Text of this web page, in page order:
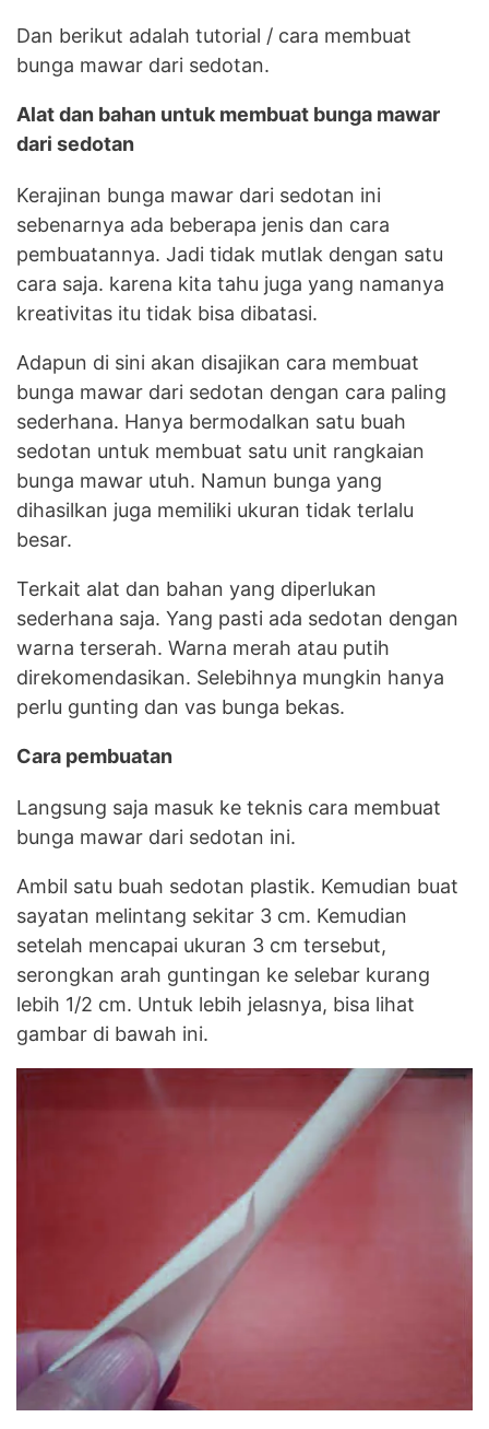
Dan berikut adalah tutorial / cara membuat
bunga mawar dari sedotan.
Alat dan bahan untuk membuat bunga mawar
dari sedotan
Kerajinan bunga mawar dari sedotan ini
sebenarnya ada beberapa jenis dan cara
pembuatannya. Jadi tidak mutlak dengan satu
cara saja. karena kita tahu juga yang namanya
kreativitas itu tidak bisa dibatasi.
Adapun di sini akan disajikan cara membuat
bunga mawar dari sedotan dengan cara paling
sederhana. Hanya bermodalkan satu buah
sedotan untuk membuat satu unit rangkaian
bunga mawar utuh. Namun bunga yang
dihasilkan juga memiliki ukuran tidak terlalu
besar.
Terkait alat dan bahan yang diperlukan
sederhana saja. Yang pasti ada sedotan dengan
warna terserah. Warna merah atau putih
direkomendasikan. Selebihnya mungkin hanya
perlu gunting dan vas bunga bekas.
Cara pembuatan
Langsung saja masuk ke teknis cara membuat
bunga mawar dari sedotan ini.
Ambil satu buah sedotan plastik. Kemudian buat
sayatan melintang sekitar 3 cm. Kemudian
setelah mencapai ukuran 3 cm tersebut,
serongkan arah guntingan ke selebar kurang
lebih 1/2 cm. Untuk lebih jelasnya, bisa lihat
gambar di bawah ini.